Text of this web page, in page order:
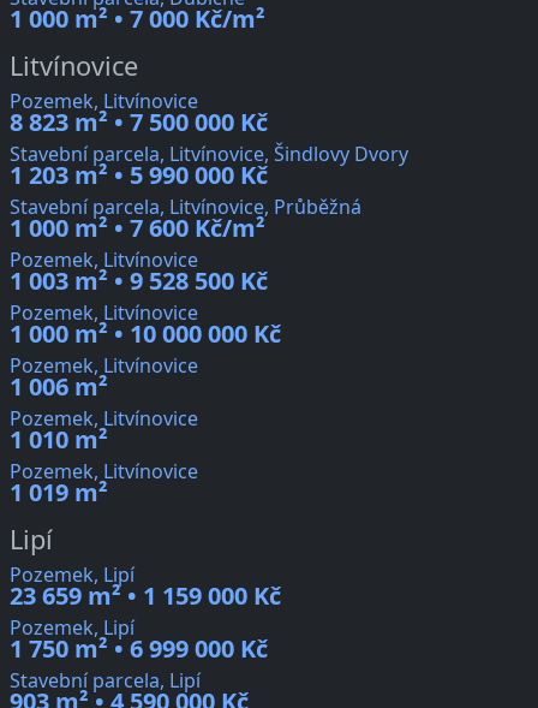
1 000 m² • 7 000 Kč/m²
Litvínovice
Pozemek, Litvínovice
8 823 m² • 7 500 000 Kč
Stavební parcela, Litvínovice, Šindlovy Dvory
1 203 m² • 5 990 000 Kč
Stavební parcela, Litvínovice, Průběžná
1 000 m² • 7 600 Kč/m²
Pozemek, Litvínovice
1 003 m² • 9 528 500 Kč
Pozemek, Litvínovice
1 000 m² • 10 000 000 Kč
Pozemek, Litvínovice
1 006 m²
Pozemek, Litvínovice
1 010 m²
Pozemek, Litvínovice
1 019 m²
Lipí
Pozemek, Lipí
23 659 m² • 1 159 000 Kč
Pozemek, Lipí
1 750 m² • 6 999 000 Kč
Stavební parcela, Lipí